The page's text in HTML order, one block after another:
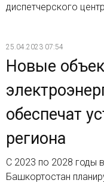
диспетчерского
25.04.2023 07:54
Новые
обеспечат
региона
С 2023 по 2028 годы
Башкортостан